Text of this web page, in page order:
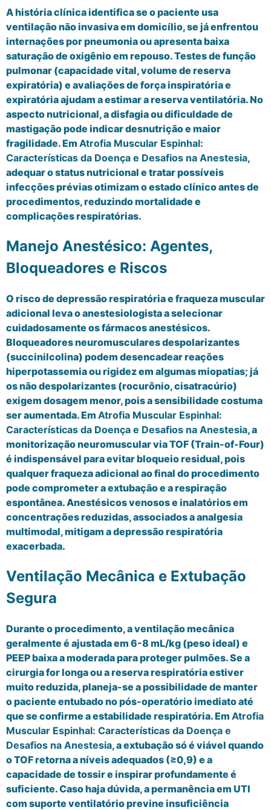
A história clínica identifica se o paciente usa
ventilação não invasiva em domicílio, se já enfrentou
internações por pneumonia ou apresenta baixa
saturação de oxigênio em repouso. Testes de função
pulmonar (capacidade vital, volume de reserva
expiratória) e avaliações de força inspiratória e
expiratória ajudam a estimar a reserva ventilatória. No
aspecto nutricional, a disfagia ou dificuldade de
mastigação pode indicar desnutrição e maior
fragilidade. Em Atrofia Muscular Espinhal:
Características da Doença e Desafios na Anestesia,
adequar o status nutricional e tratar possíveis
infecções prévias otimizam o estado clínico antes de
procedimentos, reduzindo mortalidade e
complicações respiratórias.
Manejo Anestésico: Agentes,
Bloqueadores e Riscos
O risco de depressão respiratória e fraqueza muscular
adicional leva o anestesiologista a selecionar
cuidadosamente os fármacos anestésicos.
Bloqueadores neuromusculares despolarizantes
(succinilcolina) podem desencadear reações
hiperpotassemia ou rigidez em algumas miopatias; já
os não despolarizantes (rocurônio, cisatracúrio)
exigem dosagem menor, pois a sensibilidade costuma
ser aumentada. Em Atrofia Muscular Espinhal:
Características da Doença e Desafios na Anestesia, a
monitorização neuromuscular via TOF (Train-of-Four)
é indispensável para evitar bloqueio residual, pois
qualquer fraqueza adicional ao final do procedimento
pode comprometer a extubação e a respiração
espontânea. Anestésicos venosos e inalatórios em
concentrações reduzidas, associados a analgesia
multimodal, mitigam a depressão respiratória
exacerbada.
Ventilação Mecânica e Extubação
Segura
Durante o procedimento, a ventilação mecânica
geralmente é ajustada em 6-8 mL/kg (peso ideal) e
PEEP baixa a moderada para proteger pulmões. Se a
cirurgia for longa ou a reserva respiratória estiver
muito reduzida, planeja-se a possibilidade de manter
o paciente entubado no pós-operatório imediato até
que se confirme a estabilidade respiratória. Em Atrofia
Muscular Espinhal: Características da Doença e
Desafios na Anestesia, a extubação só é viável quando
o TOF retorna a níveis adequados (≥0,9) e a
capacidade de tossir e inspirar profundamente é
suficiente. Caso haja dúvida, a permanência em UTI
com suporte ventilatório previne insuficiência